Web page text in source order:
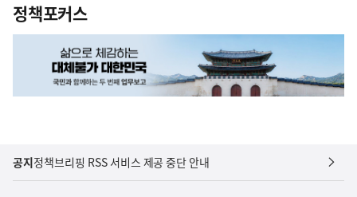
정책포커스
공지정책브리핑 RSS 서비스 제공 중단 안내